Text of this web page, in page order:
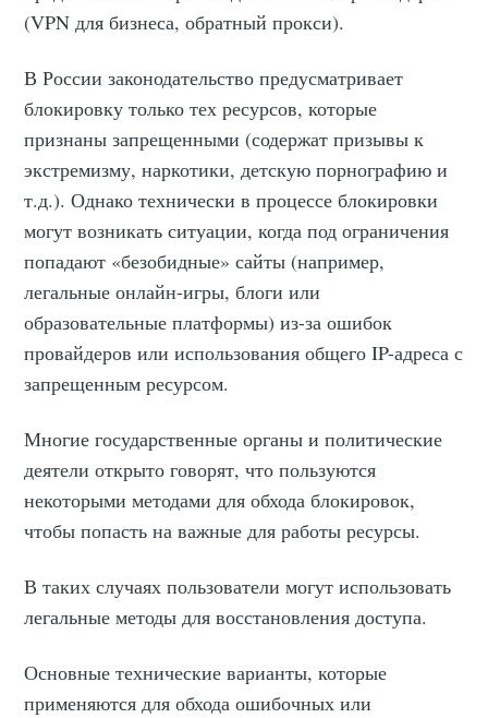
(VPN для бизнеса, обратный прокси).
В России законодательство предусматривает
блокировку только тех ресурсов, которые
признаны запрещенными (содержат призывы к
экстремизму, наркотики, детскую порнографию и
т.д.). Однако технически в процессе блокировки
могут возникать ситуации, когда под ограничения
попадают «безобидные» сайты (например,
легальные онлайн-игры, блоги или
образовательные платформы) из-за ошибок
провайдеров или использования общего IP-адреса с
запрещенным ресурсом.
Многие государственные органы и политические
деятели открыто говорят, что пользуются
некоторыми методами для обхода блокировок,
чтобы попасть на важные для работы ресурсы.
В таких случаях пользователи могут использовать
легальные методы для восстановления доступа.
Основные технические варианты, которые
применяются для обхода ошибочных или